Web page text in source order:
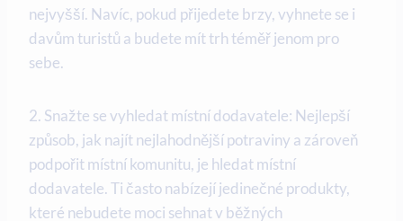
nejvyšší. Navíc, pokud přijedete brzy, vyhnete se i
davům turistů a budete mít trh téměř jenom pro
sebe.
2. Snažte se vyhledat místní dodavatele: Nejlepší
způsob, jak najít nejlahodnější potraviny a zároveň
podpořit místní komunitu, je hledat místní
dodavatele. Ti často nabízejí jedinečné produkty,
které nebudete moci sehnat v běžných